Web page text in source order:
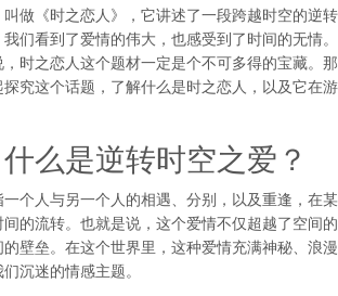
做《时之恋人》，它讲述了一段跨越时空的逆转
们看到了爱情的伟大，也感受到了时间的无情。
时之恋人这个题材一定是个不可多得的宝藏。那
究这个话题，了解什么是时之恋人，以及它在游
么是逆转时空之爱？
个人与另一个人的相遇、分别，以及重逢，在某
的流转。也就是说，这个爱情不仅超越了空间的
壁垒。在这个世界里，这种爱情充满神秘、浪漫
沉迷的情感主题。